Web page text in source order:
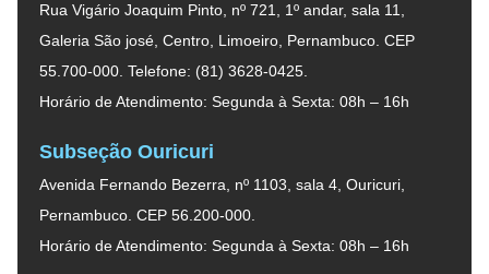
Rua Vigário Joaquim Pinto, nº 721, 1º andar, sala 11,
Galeria São josé, Centro, Limoeiro, Pernambuco. CEP
55.700-000. Telefone: (81) 3628-0425.
Horário de Atendimento: Segunda à Sexta: 08h – 16h
Subseção Ouricuri
Avenida Fernando Bezerra, nº 1103, sala 4, Ouricuri,
Pernambuco. CEP 56.200-000.
Horário de Atendimento: Segunda à Sexta: 08h – 16h